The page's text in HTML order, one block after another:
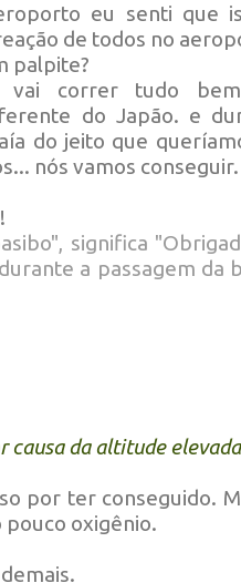
eu senti que
de todos no
palpite?
vai correr tudo
do Japão. e
do jeito que
nós vamos conseguir.
significa
a passagem da
causa da altitude elevada
por ter conseguido.
oxigênio.